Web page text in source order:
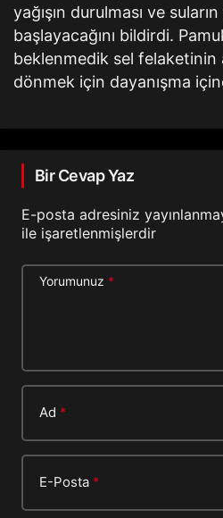
yağışın durulması ve
başlayacağını bildirdi.
beklenmedik sel felaketinin
dönmek için dayanışma
Bir Cevap Yaz
E-posta adresiniz
ile işaretlenmişlerdir
Yorumunuz *
Ad *
E-Posta *